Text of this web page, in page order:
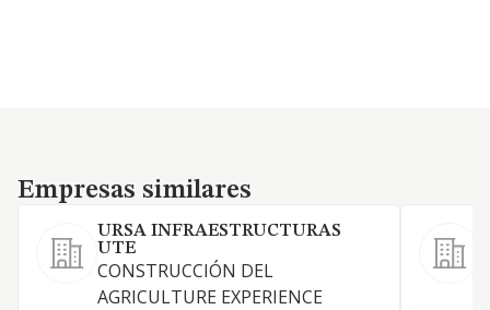
Empresas similares
Empresas similares
URSA INFRAESTRUCTURAS
UTE
CONSTRUCCIÓN DEL
AGRICULTURE EXPERIENCE